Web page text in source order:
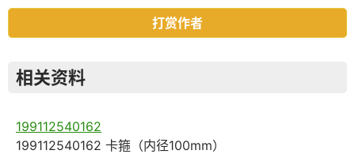
打赏作者
相关资料
199112540162
199112540162 卡箍（内径100mm）